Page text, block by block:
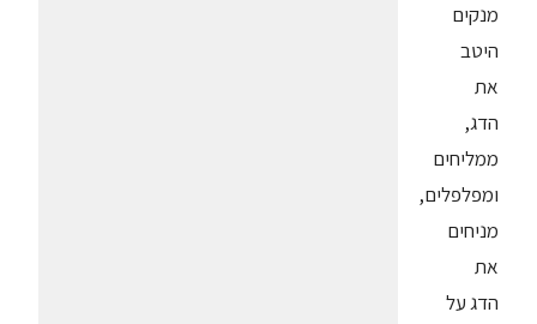
מנקים
היטב
את
הדג,
ממליחים
ומפלפלים,
מניחים
את
הדג על